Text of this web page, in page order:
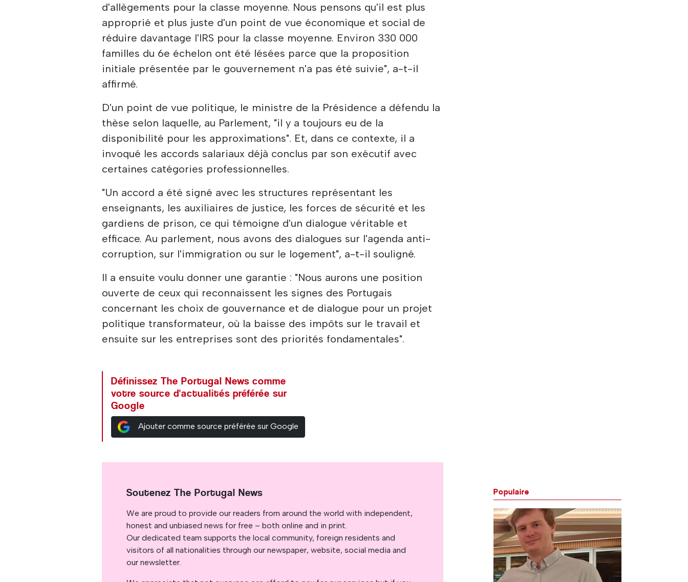
d'allègements pour la classe moyenne. Nous pensons qu'il est plus
approprié et plus juste d'un point de vue économique et social de
réduire davantage l'IRS pour la classe moyenne. Environ 330 000
familles du 6e échelon ont été lésées parce que la proposition
initiale présentée par le gouvernement n'a pas été suivie", a-t-il
affirmé.
D'un point de vue politique, le ministre de la Présidence a défendu la
thèse selon laquelle, au Parlement, "il y a toujours eu de la
disponibilité pour les approximations". Et, dans ce contexte, il a
invoqué les accords salariaux déjà conclus par son exécutif avec
certaines catégories professionnelles.
"Un accord a été signé avec les structures représentant les
enseignants, les auxiliaires de justice, les forces de sécurité et les
gardiens de prison, ce qui témoigne d'un dialogue véritable et
efficace. Au parlement, nous avons des dialogues sur l'agenda anti-
corruption, sur l'immigration ou sur le logement", a-t-il souligné.
Il a ensuite voulu donner une garantie : "Nous aurons une position
ouverte de ceux qui reconnaissent les signes des Portugais
concernant les choix de gouvernance et de dialogue pour un projet
politique transformateur, où la baisse des impôts sur le travail et
ensuite sur les entreprises sont des priorités fondamentales".
Définissez The Portugal News comme
votre source d'actualités préférée sur
Google
Ajouter comme source préférée sur Google
Soutenez The Portugal News
We are proud to provide our readers from around the world with independent,
honest and unbiased news for free – both online and in print.
Our dedicated team supports the local community, foreign residents and
visitors of all nationalities through our newspaper, website, social media and
our newsletter.
Populaire